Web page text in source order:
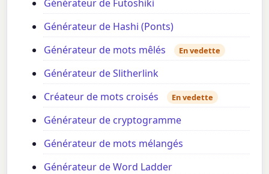
Générateur de Futoshiki
Générateur de Hashi (Ponts)
Générateur de mots mêlés
En vedette
Générateur de Slitherlink
Créateur de mots croisés
En vedette
Générateur de cryptogramme
Générateur de mots mélangés
Générateur de Word Ladder